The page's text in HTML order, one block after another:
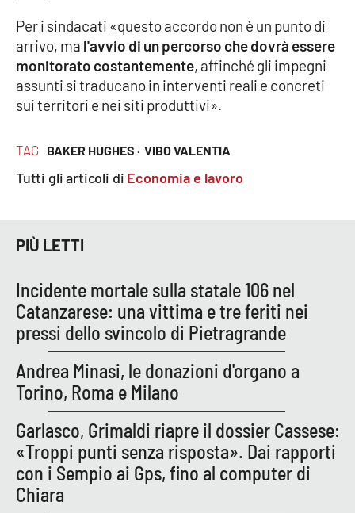
RUBRICHE
Good Morning Vietnam
Parchi Marini Calabria
Leggendo Alvaro insieme
Imprese Di Calabria
STREAMING
LaC TV
LaC Network
LaC OnAir
EDIZIONI
TAG BAKER HUGHES · VIBO VALENTIA
Tutti gli articoli di Economia e lavoro
Per i sindacati «questo accordo non è un punto di
arrivo, ma l'avvio di un percorso che dovrà essere
monitorato costantemente, affinché gli impegni
assunti si traducano in interventi reali e concreti
sui territori e nei siti produttivi».
PIÙ LETTI
Incidente mortale sulla statale 106 nel
Catanzarese: una vittima e tre feriti nei
pressi dello svincolo di Pietragrande
Andrea Minasi, le donazioni d'organo a
Torino, Roma e Milano
Garlasco, Grimaldi riapre il dossier Cassese:
«Troppi punti senza risposta». Dai rapporti
con i Sempio ai Gps, fino al computer di
Chiara